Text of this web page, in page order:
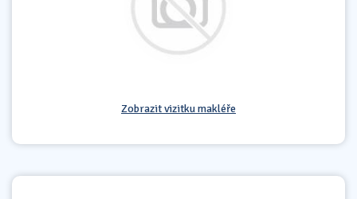
Zobrazit vizitku makléře